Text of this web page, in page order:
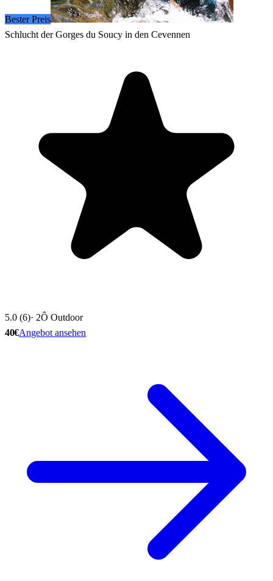
Bester Preis
Schlucht der Gorges du Soucy in den Cevennen
5.0 (6)· 2Ô Outdoor
40€Angebot ansehen